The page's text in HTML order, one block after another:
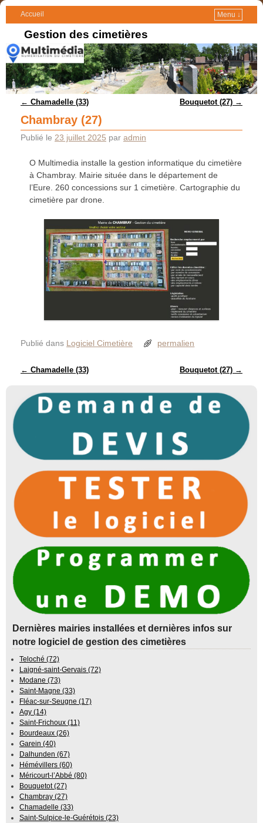
Accueil Menu ↓
Gestion des cimetières
Navigation des articles
← Chamadelle (33) Bouquetot (27) →
Chambray (27)
Publié le 23 juillet 2025 par admin
O Multimedia installe la gestion informatique du cimetière
à Chambray. Mairie située dans le département de
l’Eure. 260 concessions sur 1 cimetière. Cartographie du
cimetière par drone.
Publié dans Logiciel Cimetière permalien
Navigation des articles
← Chamadelle (33) Bouquetot (27) →
Dernières mairies installées et dernières infos sur
notre logiciel de gestion des cimetières
Teloché (72)
Laigné-saint-Gervais (72)
Modane (73)
Saint-Magne (33)
Fléac-sur-Seugne (17)
Agy (14)
Saint-Frichoux (11)
Bourdeaux (26)
Garein (40)
Dalhunden (67)
Hémévillers (60)
Méricourt-l’Abbé (80)
Bouquetot (27)
Chambray (27)
Chamadelle (33)
Saint-Sulpice-le-Guérétois (23)